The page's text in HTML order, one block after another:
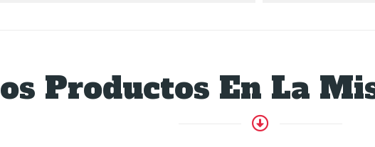
Productos En La